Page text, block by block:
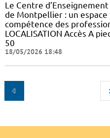
Le Centre
de Montpellier : un
compétence des
LOCALISATION Accès A
50
18/05/2026 18:48